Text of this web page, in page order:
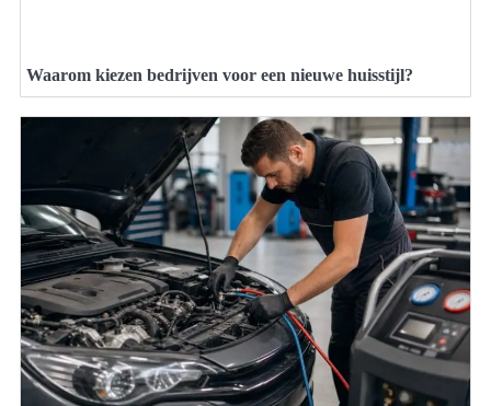
Waarom kiezen bedrijven voor een nieuwe huisstijl?